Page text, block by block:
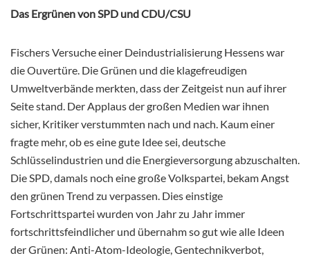
Das Ergrünen von SPD und CDU/CSU
Fischers Versuche einer Deindustrialisierung Hessens war
die Ouvertüre. Die Grünen und die klagefreudigen
Umweltverbände merkten, dass der Zeitgeist nun auf ihrer
Seite stand. Der Applaus der großen Medien war ihnen
sicher, Kritiker verstummten nach und nach. Kaum einer
fragte mehr, ob es eine gute Idee sei, deutsche
Schlüsselindustrien und die Energieversorgung abzuschalten.
Die SPD, damals noch eine große Volkspartei, bekam Angst
den grünen Trend zu verpassen. Dies einstige
Fortschrittspartei wurden von Jahr zu Jahr immer
fortschrittsfeindlicher und übernahm so gut wie alle Ideen
der Grünen: Anti-Atom-Ideologie, Gentechnikverbot,